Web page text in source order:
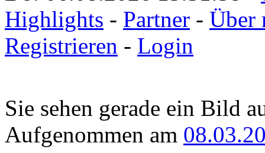
Highlights - Partner - Über
Registrieren - Login
Sie sehen gerade ein Bild
Aufgenommen am